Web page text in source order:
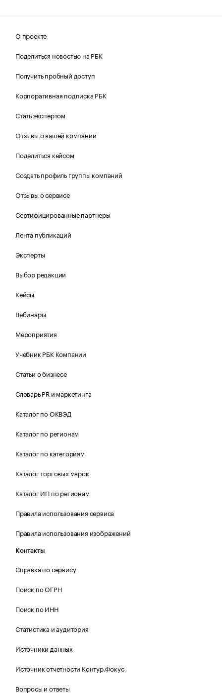
О проекте
Поделиться новостью на РБК
Получить пробный доступ
Корпоративная подписка РБК
Стать экспертом
Отзывы о вашей компании
Поделиться кейсом
Создать профиль группы компаний
Отзывы о сервисе
Сертифицированные партнеры
Лента публикаций
Эксперты
Выбор редакции
Кейсы
Вебинары
Мероприятия
Учебник РБК Компании
Статьи о бизнесе
Словарь PR и маркетинга
Каталог по ОКВЭД
Каталог по регионам
Каталог по категориям
Каталог торговых марок
Каталог ИП по регионам
Правила использования сервиса
Правила использования изображений
Контакты
Справка по сервису
Поиск по ОГРН
Поиск по ИНН
Статистика и аудитория
Источники данных
Источник отчетности Контур.Фокус
Вопросы и ответы